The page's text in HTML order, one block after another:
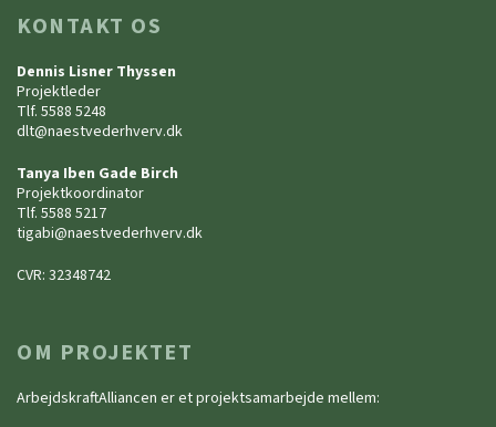
KONTAKT OS
Dennis Lisner Thyssen
Projektleder
Tlf. 5588 5248
dlt@naestvederhverv.dk
Tanya Iben Gade Birch
Projektkoordinator
Tlf. 5588 5217
tigabi@naestvederhverv.dk
CVR: 32348742
OM PROJEKTET
ArbejdskraftAlliancen er et projektsamarbejde mellem: